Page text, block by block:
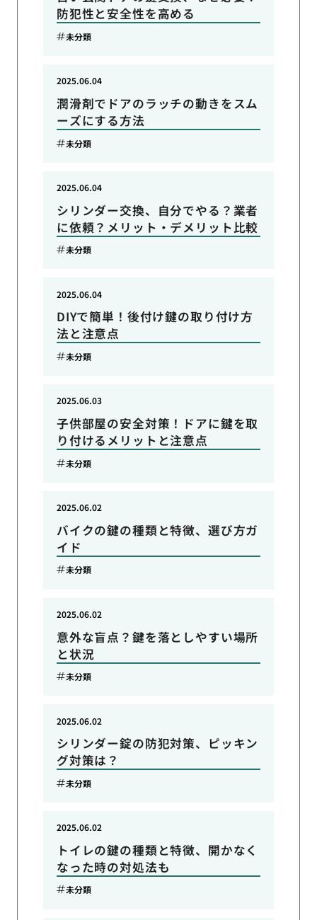
防犯性と安全性を高める
未分類
潤滑剤でドアのラッチの動きをスム
ーズにする方法
2025.06.04
未分類
シリンダー交換、自分でやる？業者
に依頼？メリット・デメリット比較
2025.06.04
未分類
DIYで簡単！後付け鍵の取り付け方
法と注意点
2025.06.04
未分類
子供部屋の安全対策！ドアに鍵を取
り付けるメリットと注意点
2025.06.03
未分類
バイクの鍵の種類と特徴、選び方ガ
イド
2025.06.02
未分類
意外な盲点？鍵を落としやすい場所
と状況
2025.06.02
未分類
シリンダー錠の防犯対策、ピッキン
グ対策は？
2025.06.02
未分類
トイレの鍵の種類と特徴、開かなく
なった時の対処法も
2025.06.02
未分類